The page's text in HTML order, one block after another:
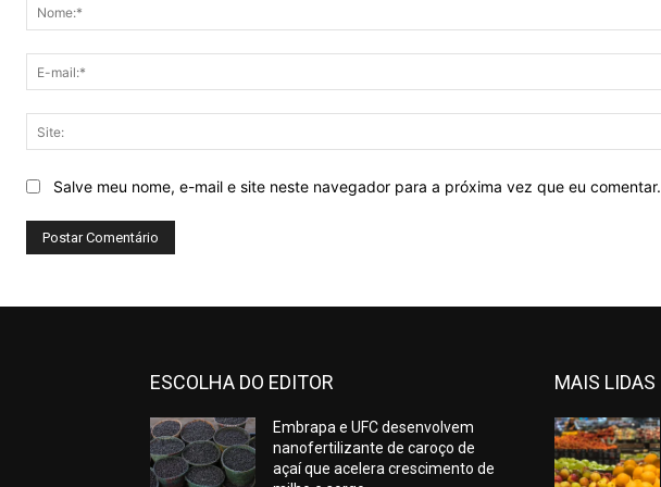
Salve meu nome, e-mail e site neste navegador para a próxima vez que eu comentar.
ESCOLHA DO EDITOR
Embrapa e UFC desenvolvem
nanofertilizante de caroço de
açaí que acelera crescimento de
MAIS LIDAS